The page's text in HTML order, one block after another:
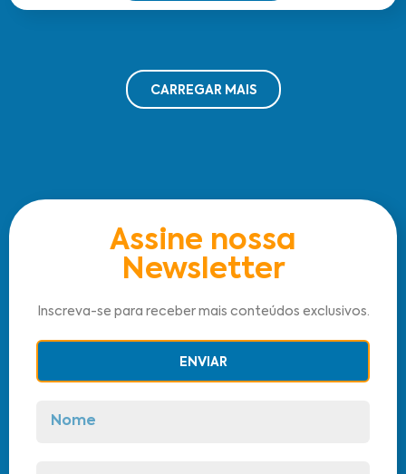
CARREGAR MAIS
Assine nossa
Newsletter
Inscreva-se para receber mais conteúdos exclusivos.
ENVIAR